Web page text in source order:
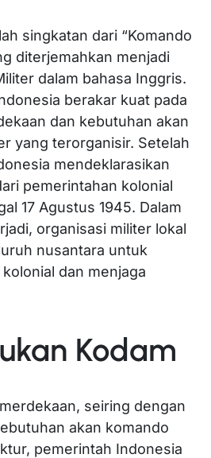
singkatan dari “Komando
diterjemahkan menjadi
dalam bahasa Inggris.
berakar kuat pada
dan kebutuhan akan
yang terorganisir. Setelah
mendeklarasikan
pemerintahan kolonial
17 Agustus 1945. Dalam
organisasi militer lokal
nusantara untuk
dan menjaga
Kodam
seiring dengan
akan komando
pemerintah Indonesia